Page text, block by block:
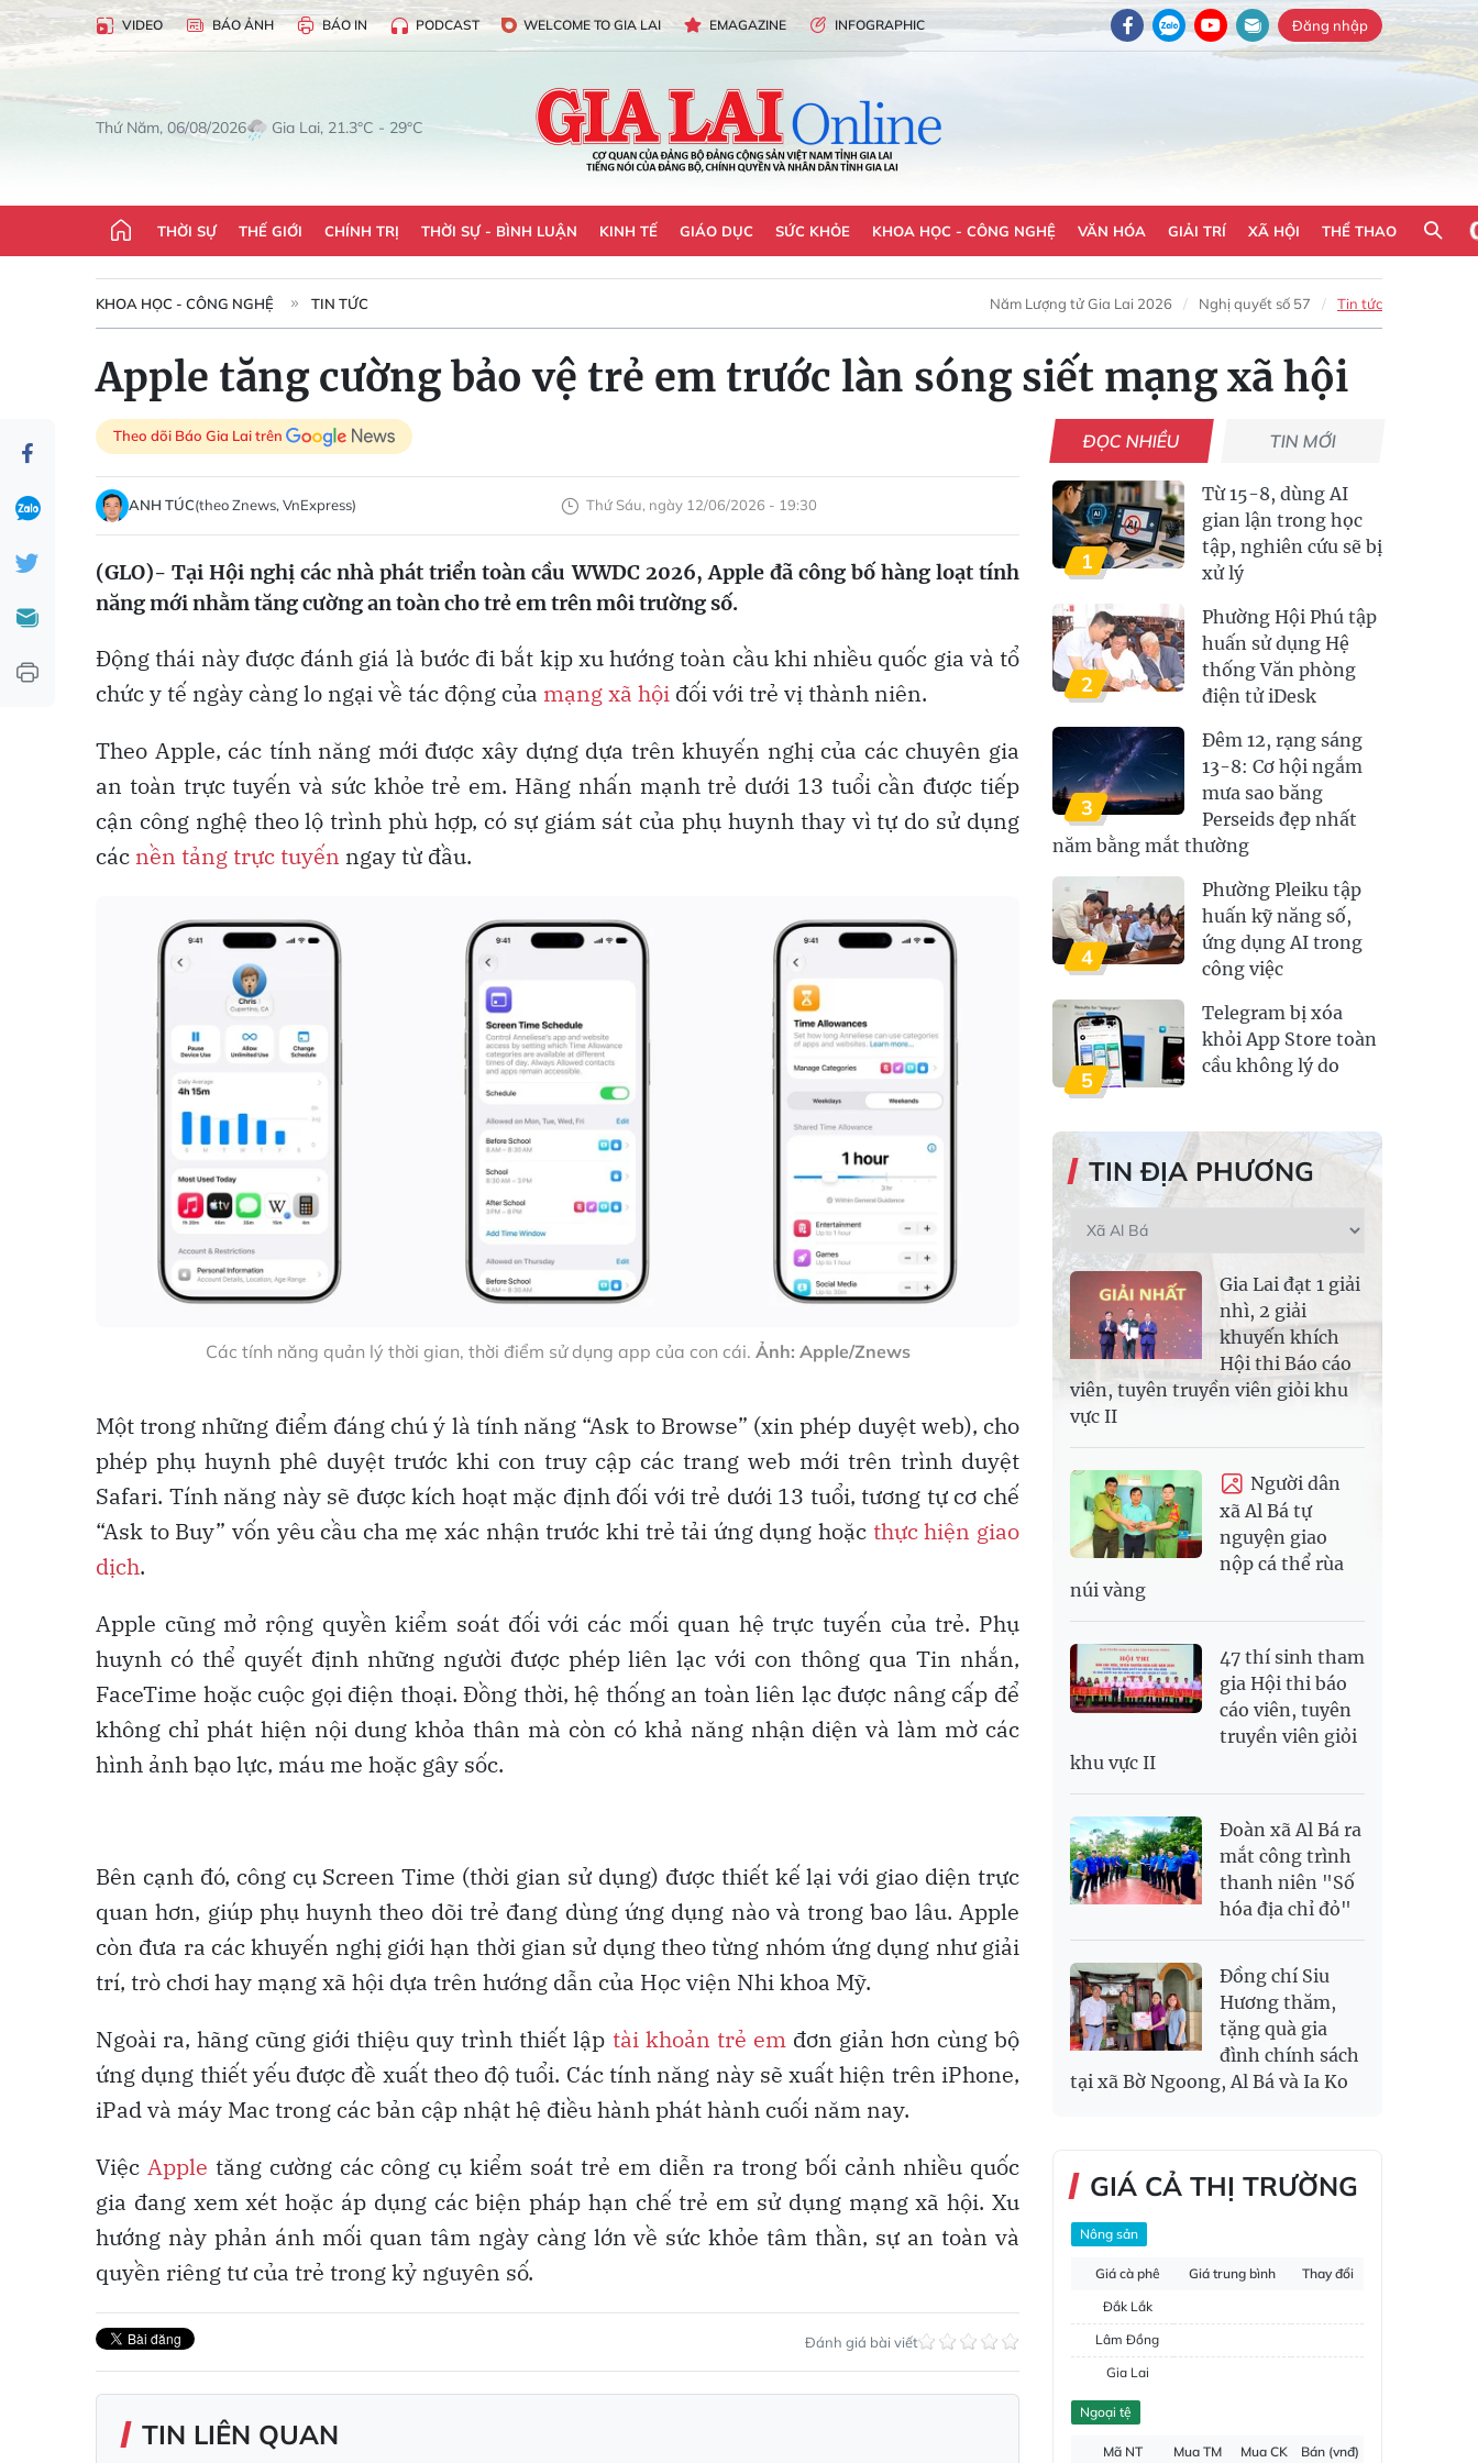
VIDEO BÁO ẢNH BÁO IN PODCAST WELCOME TO GIA LAI EMAGAZINE INFOGRAPHIC Đăng nhập
Thứ Năm, 06/08/2026 Gia Lai, 21.3°C - 29°C
THỜI SỰ THẾ GIỚI CHÍNH TRỊ THỜI SỰ - BÌNH LUẬN KINH TẾ GIÁO DỤC SỨC KHỎE KHOA HỌC - CÔNG NGHỆ VĂN HÓA GIẢI TRÍ XÃ HỘI THỂ THAO
KHOA HỌC - CÔNG NGHỆ TIN TỨC Năm Lượng tử Gia Lai 2026 Nghị quyết số 57 Tin tức
Apple tăng cường bảo vệ trẻ em trước làn sóng siết mạng xã hội
Theo dõi Báo Gia Lai trên
ANH TÚC(theo Znews, VnExpress) Thứ Sáu, ngày 12/06/2026 - 19:30
(GLO)- Tại Hội nghị các nhà phát triển toàn cầu WWDC 2026, Apple đã công bố hàng loạt tính
năng mới nhằm tăng cường an toàn cho trẻ em trên môi trường số.
Động thái này được đánh giá là bước đi bắt kịp xu hướng toàn cầu khi nhiều quốc gia và tổ
chức y tế ngày càng lo ngại về tác động của mạng xã hội đối với trẻ vị thành niên.
Theo Apple, các tính năng mới được xây dựng dựa trên khuyến nghị của các chuyên gia
an toàn trực tuyến và sức khỏe trẻ em. Hãng nhấn mạnh trẻ dưới 13 tuổi cần được tiếp
cận công nghệ theo lộ trình phù hợp, có sự giám sát của phụ huynh thay vì tự do sử dụng
các nền tảng trực tuyến ngay từ đầu.
Các tính năng quản lý thời gian, thời điểm sử dụng app của con cái. Ảnh: Apple/Znews
Một trong những điểm đáng chú ý là tính năng “Ask to Browse” (xin phép duyệt web), cho
phép phụ huynh phê duyệt trước khi con truy cập các trang web mới trên trình duyệt
Safari. Tính năng này sẽ được kích hoạt mặc định đối với trẻ dưới 13 tuổi, tương tự cơ chế
“Ask to Buy” vốn yêu cầu cha mẹ xác nhận trước khi trẻ tải ứng dụng hoặc thực hiện giao
dịch.
Apple cũng mở rộng quyền kiểm soát đối với các mối quan hệ trực tuyến của trẻ. Phụ
huynh có thể quyết định những người được phép liên lạc với con thông qua Tin nhắn,
FaceTime hoặc cuộc gọi điện thoại. Đồng thời, hệ thống an toàn liên lạc được nâng cấp để
không chỉ phát hiện nội dung khỏa thân mà còn có khả năng nhận diện và làm mờ các
hình ảnh bạo lực, máu me hoặc gây sốc.
Bên cạnh đó, công cụ Screen Time (thời gian sử dụng) được thiết kế lại với giao diện trực
quan hơn, giúp phụ huynh theo dõi trẻ đang dùng ứng dụng nào và trong bao lâu. Apple
còn đưa ra các khuyến nghị giới hạn thời gian sử dụng theo từng nhóm ứng dụng như giải
trí, trò chơi hay mạng xã hội dựa trên hướng dẫn của Học viện Nhi khoa Mỹ.
Ngoài ra, hãng cũng giới thiệu quy trình thiết lập tài khoản trẻ emđơn giản hơn cùng bộ
ứng dụng thiết yếu được đề xuất theo độ tuổi. Các tính năng này sẽ xuất hiện trên iPhone,
iPad và máy Mac trong các bản cập nhật hệ điều hành phát hành cuối năm nay.
Việc Apple tăng cường các công cụ kiểm soát trẻ em diễn ra trong bối cảnh nhiều quốc
gia đang xem xét hoặc áp dụng các biện pháp hạn chế trẻ em sử dụng mạng xã hội. Xu
hướng này phản ánh mối quan tâm ngày càng lớn về sức khỏe tâm thần, sự an toàn và
quyền riêng tư của trẻ trong kỷ nguyên số.
Đánh giá bài viết
TIN LIÊN QUAN
ĐỌC NHIỀU TIN MỚI
1
Từ 15-8, dùng AI
gian lận trong học
tập, nghiên cứu sẽ bị
xử lý
2
Phường Hội Phú tập
huấn sử dụng Hệ
thống Văn phòng
điện tử iDesk
3
Đêm 12, rạng sáng
13-8: Cơ hội ngắm
mưa sao băng
Perseids đẹp nhất
năm bằng mắt thường
4
Phường Pleiku tập
huấn kỹ năng số,
ứng dụng AI trong
công việc
5
Telegram bị xóa
khỏi App Store toàn
cầu không lý do
TIN ĐỊA PHƯƠNG
Gia Lai đạt 1 giải
nhì, 2 giải
khuyến khích
Hội thi Báo cáo
viên, tuyên truyền viên giỏi khu
vực II
Người dân
xã Al Bá tự
nguyện giao
nộp cá thể rùa
núi vàng
47 thí sinh tham
gia Hội thi báo
cáo viên, tuyên
truyền viên giỏi
khu vực II
Đoàn xã Al Bá ra
mắt công trình
thanh niên "Số
hóa địa chỉ đỏ"
Đồng chí Siu
Hương thăm,
tặng quà gia
đình chính sách
tại xã Bờ Ngoong, Al Bá và Ia Ko
GIÁ CẢ THỊ TRƯỜNG
Nông sản
Giá cà phê Giá trung bình
Thay đổi
Đắk Lắk
Lâm Đồng
Gia Lai
Đắk Nông
Ngoại tệ
Mã NT Mua TM Mua CK
Bán (vnđ)